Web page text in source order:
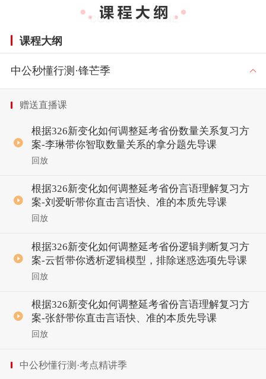
课程大纲
中公秒懂行测·锋芒季
赠送直播课
根据326新变化如何调整延考省份数量关系复习方
案-李琳带你智取数量关系的拿分题先导课
回放
根据326新变化如何调整延考省份言语理解复习方
案-刘爱昕带你直击言语快、准的本质先导课
回放
根据326新变化如何调整延考省份逻辑判断复习方
案-云哲带你透析逻辑模型，排除迷惑选项先导课
回放
根据326新变化如何调整延考省份言语理解复习方
案-张舒带你直击言语快、准的本质先导课
回放
中公秒懂行测·考点精讲季